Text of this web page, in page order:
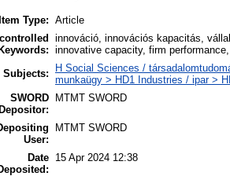
Item Type: Article
Keywords:
innováció, innovációs kapacitás,
innovative capacity, firm
Subjects:
H Social Sciences /
munkaügy > HD1 Industries / ipar >
SWORD
Depositor:
MTMT SWORD
User:
MTMT SWORD
Date 15 Apr 2024 12:38